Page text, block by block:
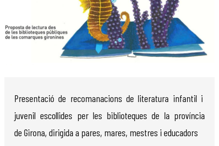
Presentació de recomanacions de literatura infantil i
juvenil escollides per les biblioteques de la província
de Girona, dirigida a pares, mares, mestres i educadors